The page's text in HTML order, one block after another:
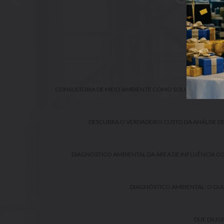
CONSULTORIA DE MEIO AMBIENTE COMO SOLUÇÃO PARA
DESCUBRA O VERDADEIRO CUSTO DA ANÁLISE
DIAGNÓSTICO AMBIENTAL DA ÁREA DE INFLUÊNCIA
DIAGNÓSTICO AMBIENTAL: O
DUE